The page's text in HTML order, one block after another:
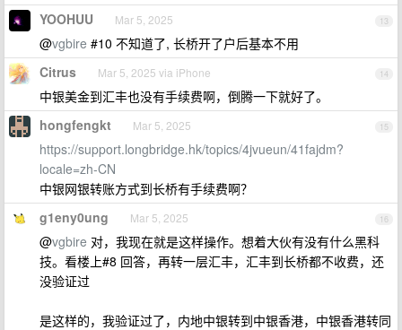
13
YOOHUU Mar 5, 2025
@vgbire #10 不知道了, 长桥开了户后基本不用
14
Citrus Mar 5, 2025 via iPhone
中银美金到汇丰也没有手续费啊，倒腾一下就好了。
15
hongfengkt Mar 5, 2025
https://support.longbridge.hk/topics/4jvueun/41fajdm?
locale=zh-CN
中银网银转账方式到长桥有手续费啊？
16
g1eny0ung Mar 5, 2025
@vgbire 对，我现在就是这样操作。想着大伙有没有什么黑科
技。看楼上#8 回答，再转一层汇丰，汇丰到长桥都不收费，还
没验证过
是这样的，我验证过了，内地中银转到中银香港，中银香港转同